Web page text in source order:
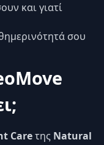
και γιατί
σου
Careτης Natural